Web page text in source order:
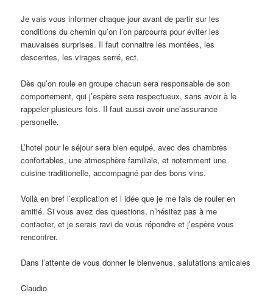
Je vais vous informer chaque jour avant de partir sur les
conditions du chemin qu’on l’on parcourra pour éviter les
mauvaises surprises. Il faut connaitre les montées, les
descentes, les virages serré, ect.
Dès qu’on roule en groupe chacun sera responsable de son
comportement, qui j’espère sera respectueux, sans avoir à le
rappeler plusieurs fois. Il faut aussi avoir une’assurance
personelle.
L’hotel pour le séjour sera bien equipé, avec des chambres
confortables, une atmosphère familiale, et notemment une
cuisine traditionelle, accompagné par des bons vins.
Voilà en bref l’explication et l idée que je me fais de rouler en
amitié. Si vous avez des questions, n’hésitez pas à me
contacter, et je serais ravi de vous répondre et j’espère vous
rencontrer.
Dans l’attente de vous donner le bienvenus, salutations amicales
Claudio